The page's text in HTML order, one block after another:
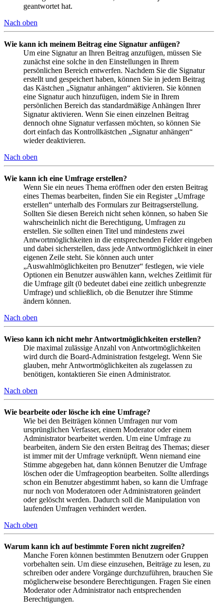
geantwortet hat.
Nach oben
Wie kann ich meinem Beitrag eine Signatur anfügen?
Um eine Signatur an Ihren Beitrag anzufügen, müssen Sie
zunächst eine solche in den Einstellungen in Ihrem
persönlichen Bereich entwerfen. Nachdem Sie die Signatur
erstellt und gespeichert haben, können Sie in jedem Beitrag
das Kästchen „Signatur anhängen“ aktivieren. Sie können
eine Signatur auch hinzufügen, indem Sie in Ihrem
persönlichen Bereich das standardmäßige Anhängen Ihrer
Signatur aktivieren. Wenn Sie einen einzelnen Beitrag
dennoch ohne Signatur verfassen möchten, so können Sie
dort einfach das Kontrollkästchen „Signatur anhängen“
wieder deaktivieren.
Nach oben
Wie kann ich eine Umfrage erstellen?
Wenn Sie ein neues Thema eröffnen oder den ersten Beitrag
eines Themas bearbeiten, finden Sie ein Register „Umfrage
erstellen“ unterhalb des Formulars zur Beitragserstellung.
Sollten Sie diesen Bereich nicht sehen können, so haben Sie
wahrscheinlich nicht die Berechtigung, Umfragen zu
erstellen. Sie sollten einen Titel und mindestens zwei
Antwortmöglichkeiten in die entsprechenden Felder eingeben
und dabei sicherstellen, dass jede Antwortmöglichkeit in einer
eigenen Zeile steht. Sie können auch unter
„Auswahlmöglichkeiten pro Benutzer“ festlegen, wie viele
Optionen ein Benutzer auswählen kann, welches Zeitlimit für
die Umfrage gilt (0 bedeutet dabei eine zeitlich unbegrenzte
Umfrage) und schließlich, ob die Benutzer ihre Stimme
ändern können.
Nach oben
Wieso kann ich nicht mehr Antwortmöglichkeiten erstellen?
Die maximal zulässige Anzahl von Antwortmöglichkeiten
wird durch die Board-Administration festgelegt. Wenn Sie
glauben, mehr Antwortmöglichkeiten als zugelassen zu
benötigen, kontaktieren Sie einen Administrator.
Nach oben
Wie bearbeite oder lösche ich eine Umfrage?
Wie bei den Beiträgen können Umfragen nur vom
ursprünglichen Verfasser, einem Moderator oder einem
Administrator bearbeitet werden. Um eine Umfrage zu
bearbeiten, ändern Sie den ersten Beitrag des Themas; dieser
ist immer mit der Umfrage verknüpft. Wenn niemand eine
Stimme abgegeben hat, dann können Benutzer die Umfrage
löschen oder die Umfrageoption bearbeiten. Sollte allerdings
schon ein Benutzer abgestimmt haben, so kann die Umfrage
nur noch von Moderatoren oder Administratoren geändert
oder gelöscht werden. Dadurch soll die Manipulation von
laufenden Umfragen verhindert werden.
Nach oben
Warum kann ich auf bestimmte Foren nicht zugreifen?
Manche Foren können bestimmten Benutzern oder Gruppen
vorbehalten sein. Um diese einzusehen, Beiträge zu lesen, zu
schreiben oder andere Vorgänge durchzuführen, brauchen Sie
möglicherweise besondere Berechtigungen. Fragen Sie einen
Moderator oder Administrator nach entsprechenden
Berechtigungen.